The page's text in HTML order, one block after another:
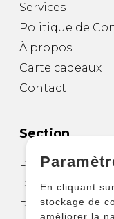
Services
Politique de
À propos
Carte cadeaux
Contact
Section
Partitions pour
Partitions pour
Partitions pour
En cliquant
stockage de
améliorer la